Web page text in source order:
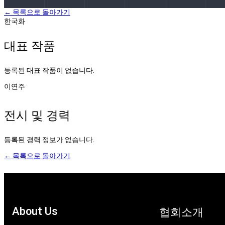
← 목록으로 돌아가기
한국화
대표 작품
등록된 대표 작품이 없습니다.
이연주
전시 및 경력
등록된 경력 정보가 없습니다.
← 목록으로 돌아가기
About Us 협회소개